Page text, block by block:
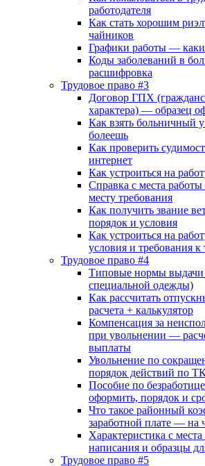
работодателя
Как стать хорошим
чайников
Графики работы —
Коды заболеваний в
расшифровка
Трудовое право #3
Договор ГПХ
характера) — образец
Как взять больничный
болеешь
Как проверить
интернет
Как устроиться на
Справка с места
месту требования
Как получить звание
порядок и условия
Как устроиться на
условия и требования к
Трудовое право #4
Типовые нормы
специальной одежды)
Как рассчитать
расчета + калькулятор
Компенсация за
при увольнении —
выплаты
Увольнение по
порядок действий по
Пособие по
оформить, порядок и
Что такое районный
заработной плате — на
Характеристика с
написания и образцы
Трудовое право #5